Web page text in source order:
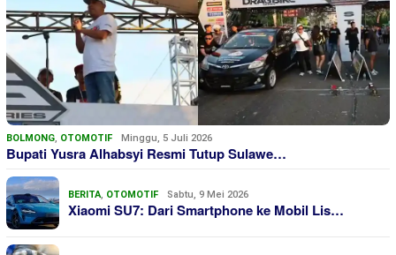
BOLMONG OTOMOTIF Minggu, 5 Juli 2026
Bupati Yusra Alhabsyi Resmi Tutup Sulawe…
BERITA OTOMOTIF Sabtu, 9 Mei 2026
Xiaomi SU7: Dari Smartphone ke Mobil Lis…